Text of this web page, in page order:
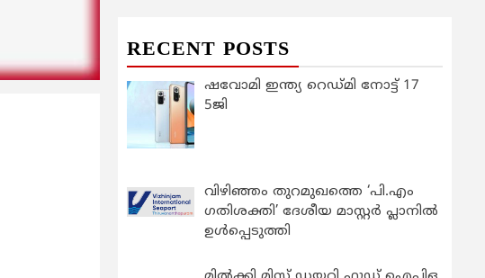
RECENT POSTS
ഷവോമി ഇന്ത്യ റെഡ്മി നോട്ട് 17
5ജി
വിഴിഞ്ഞം തുറമുഖത്തെ ‘പി.എം
ഗതിശക്തി’ ദേശീയ മാസ്റ്റർ പ്ലാനിൽ
ഉൾപ്പെടുത്തി